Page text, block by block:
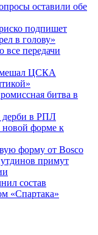
оставили обе
подпишет
в голову»
передачи
ЦСКА
битва в
дерби в РПЛ
форме к
форму от Bosco
примут
состав
«Спартака»